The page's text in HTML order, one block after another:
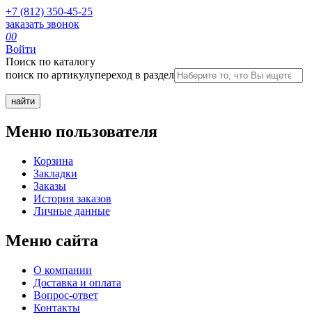
+7 (812) 350-45-25
заказать звонок
00
Войти
Поиск по каталогу
поиск по артикулупереход в раздел
Меню пользователя
Корзина
Закладки
Заказы
История заказов
Личные данные
Меню сайта
О компании
Доставка и оплата
Вопрос-ответ
Контакты